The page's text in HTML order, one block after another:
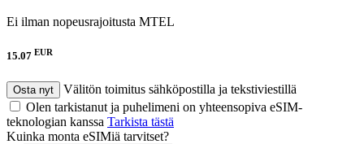
Ei ilman nopeusrajoitusta MTEL
15.07 EUR
Osta nyt
Välitön toimitus sähköpostilla ja tekstiviestillä
Olen tarkistanut ja puhelimeni on yhteensopiva eSIM-
teknologian kanssa Tarkista tästä
Kuinka monta eSIMiä tarvitset?